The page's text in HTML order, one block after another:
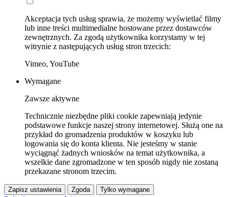
Akceptacja tych usług sprawia, że możemy wyświetlać filmy
lub inne treści multimedialne hostowane przez dostawców
zewnętrznych. Za zgodą użytkownika korzystamy w tej
witrynie z następujących usług stron trzecich:
Vimeo, YouTube
Wymagane
Zawsze aktywne
Technicznie niezbędne pliki cookie zapewniają jedynie
podstawowe funkcje naszej strony internetowej. Służą one na
przykład do gromadzenia produktów w koszyku lub
logowania się do konta klienta. Nie jesteśmy w stanie
wyciągnąć żadnych wniosków na temat użytkownika, a
wszelkie dane zgromadzone w ten sposób nigdy nie zostaną
przekazane stronom trzecim.
Zapisz ustawienia Zgoda Tylko wymagane